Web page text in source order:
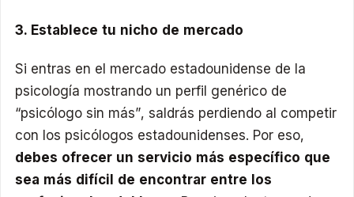
3. Establece tu nicho de mercado
Si entras en el mercado estadounidense de la
psicología mostrando un perfil genérico de
“psicólogo sin más”, saldrás perdiendo al competir
con los psicólogos estadounidenses. Por eso,
debes ofrecer un servicio más específico que
sea más difícil de encontrar entre los